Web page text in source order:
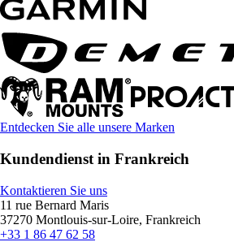
Entdecken Sie alle unsere Marken
Kundendienst in Frankreich
Kontaktieren Sie uns
11 rue Bernard Maris
37270 Montlouis-sur-Loire, Frankreich
+33 1 86 47 62 58